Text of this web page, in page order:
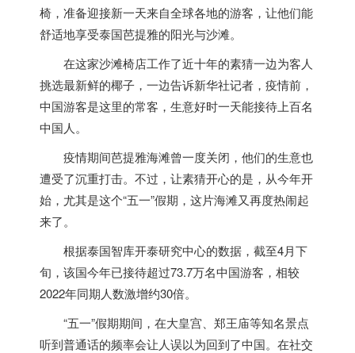
椅，准备迎接新一天来自全球各地的游客，让他们能
舒适地享受泰国芭提雅的阳光与沙滩。
在这家沙滩椅店工作了近十年的素猜一边为客人
挑选最新鲜的椰子，一边告诉新华社记者，疫情前，
中国游客是这里的常客，生意好时一天能接待上百名
中国人。
疫情期间芭提雅海滩曾一度关闭，他们的生意也
遭受了沉重打击。不过，让素猜开心的是，从今年开
始，尤其是这个“五一”假期，这片海滩又再度热闹起
来了。
根据泰国智库开泰研究中心的数据，截至4月下
旬，该国今年已接待超过73.7万名中国游客，相较
2022年同期人数激增约30倍。
“五一”假期期间，在大皇宫、郑王庙等知名景点
听到普通话的频率会让人误以为回到了中国。在社交